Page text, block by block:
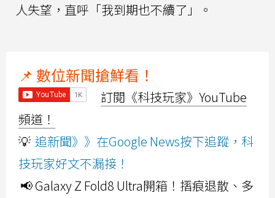
人失望，直呼「我到期也不續了」。
📌 數位新聞搶鮮看！
訂閱《科技玩家》YouTube
頻道！
💡 追新聞》》在Google News按下追蹤，科
技玩家好文不漏接！
📢 Galaxy Z Fold8 Ultra開箱！摺痕退散、多